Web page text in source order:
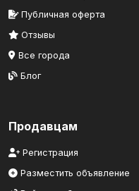
Публичная оферта
Отзывы
Все города
Блог
Продавцам
Регистрация
Разместить объявление